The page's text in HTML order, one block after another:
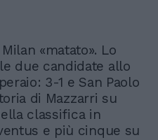
«matato». Lo
due candidate allo
3-1 e San Paolo
di Mazzarri su
classifica in
e più cinque su